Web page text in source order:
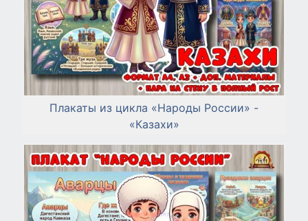
Плакаты из цикла «Народы России» -
«Казахи»